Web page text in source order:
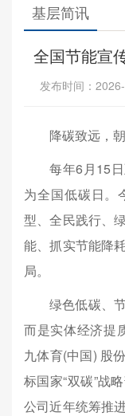
基层简讯
全国节能宣
发布时间：
降碳致远，
每年6月15
为全国低碳日。
型、全民践行、
能、抓实节能降
局。
绿色低碳、
而是实体经济提
九体育(中国) 股
标国家“双碳”战
公司近年统筹推